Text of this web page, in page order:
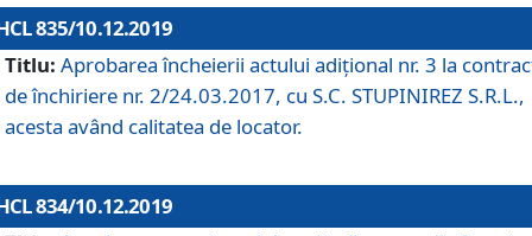
835/10.12.2019
Titlu: Aprobarea încheierii actului adițional nr. 3 la
de închiriere nr. 2/24.03.2017, cu S.C. STUPINIREZ S.R.L.,
acesta având calitatea de locator.
834/10.12.2019